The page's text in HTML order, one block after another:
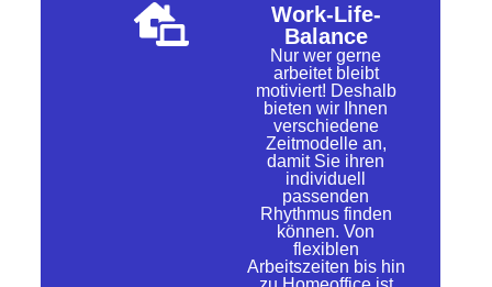
Work-Life-
Balance
Nur wer gerne
arbeitet bleibt
motiviert! Deshalb
bieten wir Ihnen
verschiedene
Zeitmodelle an,
damit Sie ihren
individuell
passenden
Rhythmus finden
können. Von
flexiblen
Arbeitszeiten bis hin